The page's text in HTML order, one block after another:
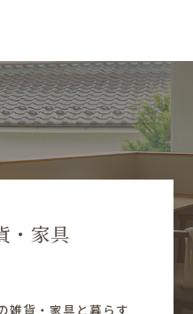
・家具
雑貨・家具と暮らす